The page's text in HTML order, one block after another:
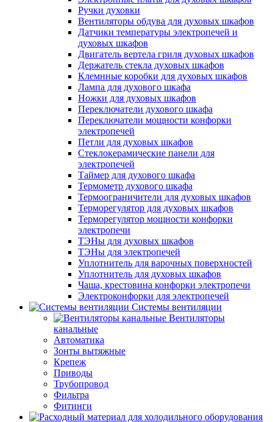
Ручки духовки
Вентиляторы обдува для духовых шкафов
Датчики температуры электропечей и
духовых шкафов
Двигатель вертела гриля духовых шкафов
Держатель стекла духовых шкафов
Клемнные коробки для духовых шкафов
Лампа для духового шкафа
Ножки для духовых шкафов
Переключатели духового шкафа
Переключатели мощности конфорки
электропечей
Петли для духовых шкафов
Стеклокерамические панели для
электропечей
Таймер для духового шкафа
Термометр духового шкафа
Термоограничители для духовых шкафов
Терморегулятор для духовых шкафов
Терморегулятор мощности конфорки
электропечи
ТЭНы для духовых шкафов
ТЭНы для электропечей
Уплотнитель для варочных поверхностей
Уплотнитель для духовых шкафов
Чаша, крестовина конфорки электропечи
Электроконфорки для электропечей
Системы вентиляции
Вентиляторы
канальные
Автоматика
Зонты вытяжные
Крепеж
Приводы
Трубопровод
Фильтра
Фитинги